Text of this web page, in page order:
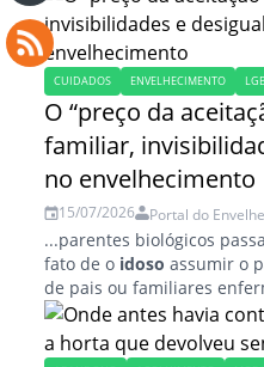
CUIDADOS ENVELHECIMENTO
O “preço da
familiar,
no envelhecimento
15/07/2026 Portal do
...parentes biológicos
fato de o idoso assumir o
de pais ou familiares
e Barros (2021), a